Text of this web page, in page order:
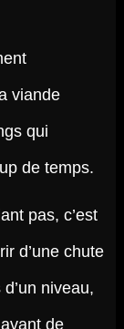
viande
qui
de temps.
pas, c’est
d’une chute
niveau,
de